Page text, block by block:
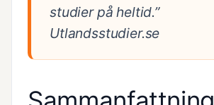
studier på heltid.”
Utlandsstudier.se